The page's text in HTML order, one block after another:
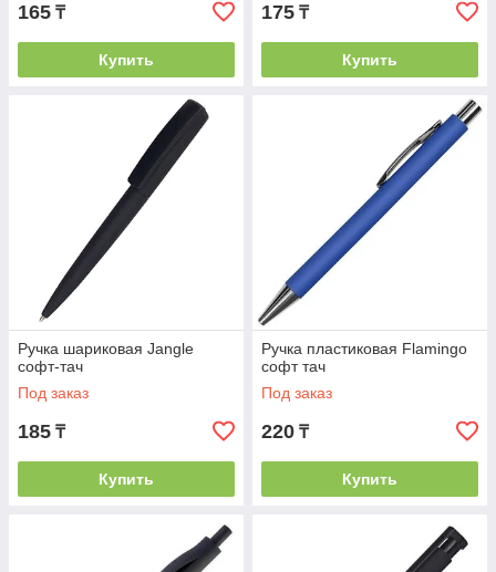
165 ₸
Купить
175 ₸
Купить
Ручка шариковая Jangle
софт-тач
Под заказ
185 ₸
Купить
Ручка пластиковая Flamingo
софт тач
Под заказ
220 ₸
Купить